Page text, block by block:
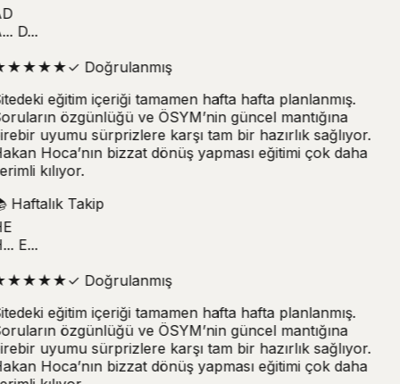
D...
★★★★✓Doğrulanmış
eğitim içeriği tamamen hafta hafta planlanmış.
özgünlüğü ve ÖSYM’nin güncel mantığına
uyumu sürprizlere karşı tam bir hazırlık sağlıyor.
Hoca’nın bizzat dönüş yapması eğitimi çok daha
kılıyor.
Haftalık Takip
E...
★★★★✓Doğrulanmış
eğitim içeriği tamamen hafta hafta planlanmış.
özgünlüğü ve ÖSYM’nin güncel mantığına
uyumu sürprizlere karşı tam bir hazırlık sağlıyor.
Hoca’nın bizzat dönüş yapması eğitimi çok daha